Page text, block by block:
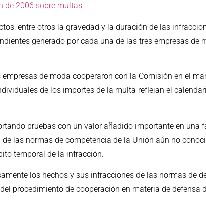
de 2006 sobre multas.
entre otros la gravedad y la duración de las
generado por cada una de las tres empresas de
de moda cooperaron con la Comisión en el
de los importes de la multa reflejan el
pruebas con un valor añadido importante en una
las normas de competencia de la Unión aún no
temporal de la infracción.
los hechos y sus infracciones de las normas de
procedimiento de cooperación en materia de defensa